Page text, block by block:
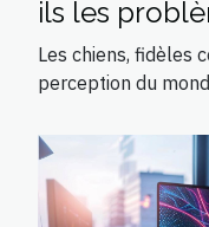
ils les
modernes ?
Les chiens, fidèles
perception du